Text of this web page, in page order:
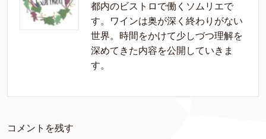
都内のビストロで働くソムリエで
す。ワインは奥が深く終わりがない
世界。時間をかけて少しづつ理解を
深めてきた内容を公開していきま
す。
コメントを残す